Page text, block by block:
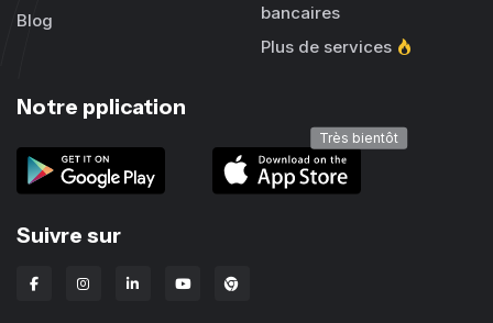
Blog
bancaires
Plus de services
Notre pplication
Très bientôt
Suivre sur
Extension Chrome Lbanka